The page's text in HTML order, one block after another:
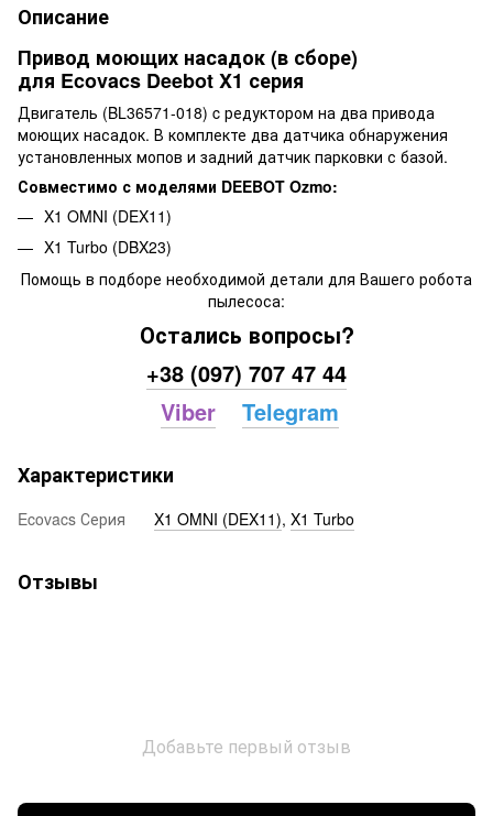
Описание
Привод моющих насадок (в сборе)
для Ecovacs Deebot X1 серия
Двигатель (BL36571-018) c редуктором на два привода
моющих насадок. В комплекте два датчика обнаружения
установленных мопов и задний датчик парковки с базой.
Совместимо с моделями DEEBOT Ozmo:
X1 OMNI (DEX11)
X1 Turbo (DBX23)
Помощь в подборе необходимой детали для Вашего робота
пылесоса:
Остались вопросы?
+38 (097) 707 47 44
Viber
Telegram
Характеристики
Ecovacs Серия X1 OMNI (DEX11), X1 Turbo
Отзывы
Добавьте первый отзыв